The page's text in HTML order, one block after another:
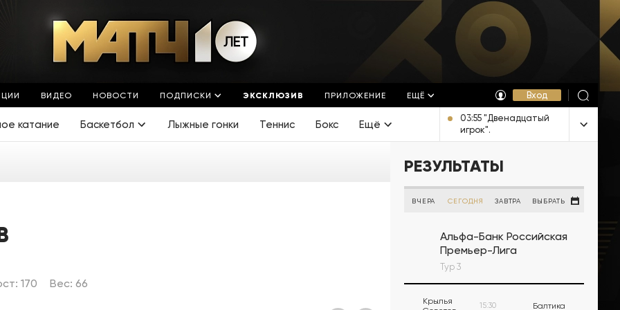
ВИДЕО НОВОСТИ ПОДПИСКИ ЭКСКЛЮЗИВ ПРИЛОЖЕНИЕ ЕЩЁ Вход
катание Баскетбол Лыжные гонки Теннис Бокс Ещё
03:55 "Двенадцатый
игрок".
Документальный
170 Вес: 66
РЕЗУЛЬТАТЫ
ВЧЕРА СЕГОДНЯ ЗАВТРА ВЫБРАТЬ
Альфа-Банк Российская
Премьер-Лига
Тур 3
Крылья
15:30 Балтика